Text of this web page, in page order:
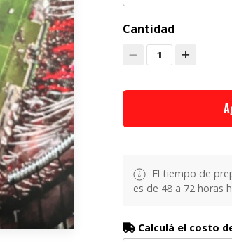
Cantidad
1
El tiempo de
es de 48 a 72 horas
Calculá el costo